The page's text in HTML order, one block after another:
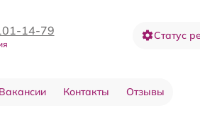
14-79 Статус
Вакансии Контакты Отзывы